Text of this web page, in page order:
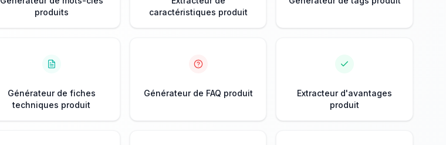
produits
caractéristiques produit
Générateur de fiches
techniques produit
Générateur de FAQ produit
Extracteur d'avantages
produit